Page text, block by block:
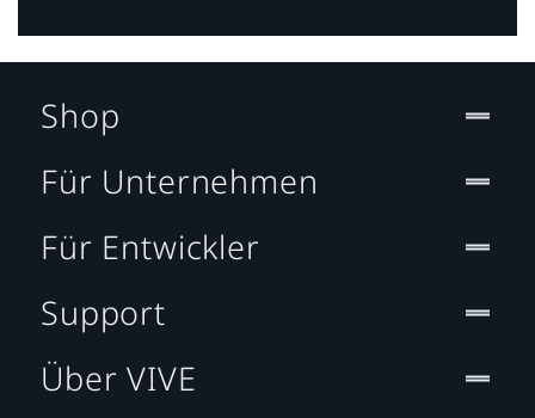
Shop
Für Unternehmen
Für Entwickler
Support
Über VIVE